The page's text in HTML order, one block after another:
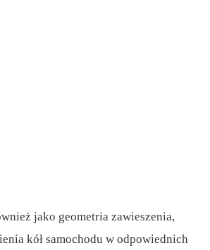
jako geometria zawieszenia,
kół samochodu w odpowiednich